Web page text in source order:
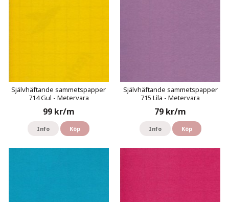
Självhäftande sammetspapper
714 Gul - Metervara
99 kr/m
Info Köp
Självhäftande sammetspapper
715 Lila - Metervara
79 kr/m
Info Köp